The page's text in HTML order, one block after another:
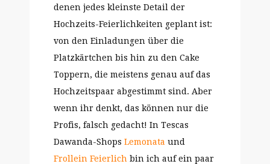
denen jedes kleinste Detail der
Hochzeits-Feierlichkeiten geplant ist:
von den Einladungen über die
Platzkärtchen bis hin zu den Cake
Toppern, die meistens genau auf das
Hochzeitspaar abgestimmt sind. Aber
wenn ihr denkt, das können nur die
Profis, falsch gedacht! In Tescas
Dawanda-Shops Lemonata und
Frollein Feierlich bin ich auf ein paar